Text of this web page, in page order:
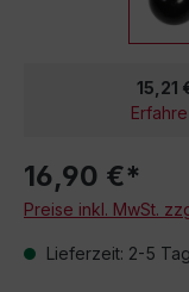
15,21
16,90 €*
Preise inkl. MwSt.
Lieferzeit: 2-5